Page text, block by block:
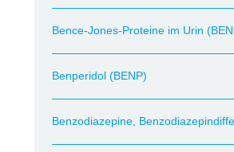
Bence-Jones-Proteine im Urin
Benperidol (BENP)
Benzodiazepine,